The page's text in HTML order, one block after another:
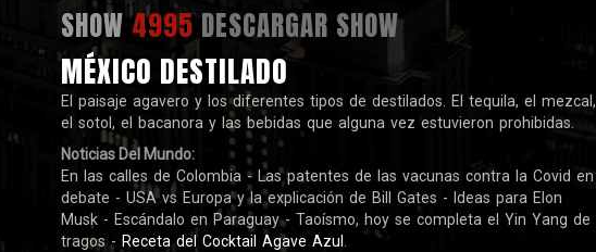
SHOW4995DESCARGAR SHOW
MÉXICO DESTILADO
El paisaje agavero y los diferentes tipos de destilados. El tequila, el mezcal,
el sotol, el bacanora y las bebidas que alguna vez estuvieron prohibidas.
Noticias Del Mundo:
En las calles de Colombia - Las patentes de las vacunas contra la Covid en
debate - USA vs Europa y la explicación de Bill Gates - Ideas para Elon
Musk - Escándalo en Paraguay - Taoísmo, hoy se completa el Yin Yang de
tragos - Receta del Cocktail Agave Azul .